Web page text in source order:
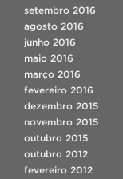
setembro 2016
agosto 2016
junho 2016
maio 2016
março 2016
fevereiro 2016
dezembro 2015
novembro 2015
outubro 2015
outubro 2012
fevereiro 2012